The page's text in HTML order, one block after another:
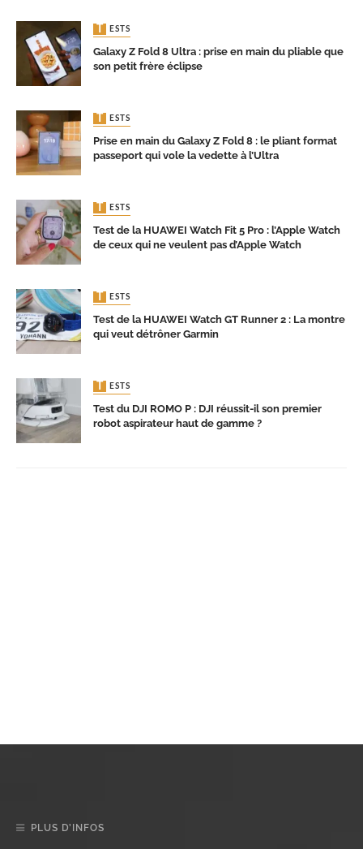
TESTS
Galaxy Z Fold 8 Ultra : prise en main du pliable que
son petit frère éclipse
TESTS
Prise en main du Galaxy Z Fold 8 : le pliant format
passeport qui vole la vedette à l’Ultra
TESTS
Test de la HUAWEI Watch Fit 5 Pro : l’Apple Watch
de ceux qui ne veulent pas d’Apple Watch
TESTS
Test de la HUAWEI Watch GT Runner 2 : La montre
qui veut détrôner Garmin
TESTS
Test du DJI ROMO P : DJI réussit-il son premier
robot aspirateur haut de gamme ?
PLUS D’INFOS